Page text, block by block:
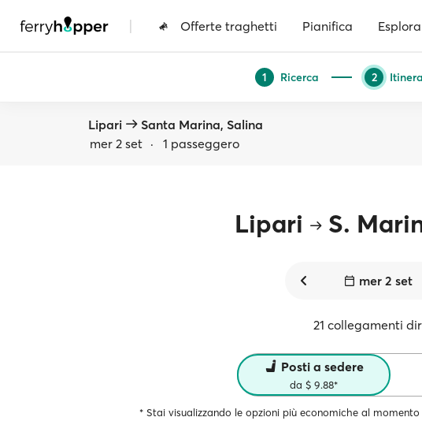
| Offerte traghetti Pianifica Esplora
1 Ricerca 2
Lipari
Santa Marina, Salina
mer 2 set · 1 passeggero
Lipari S.
mer 2 set
21 collegamenti
Posti a sedere
da $ 9.88*
* Stai visualizzando le opzioni più economiche al